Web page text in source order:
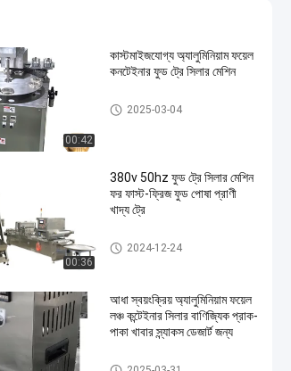
00:42
কাস্টমাইজযোগ্য অ্যালুমিনিয়াম ফয়েল
কনটেইনার ফুড ট্রে সিলার মেশিন
ফুড ট্রে সিলার মেশিন
2025-03-04
00:36
380v 50hz ফুড ট্রে সিলার মেশিন
ফর ফাস্ট-ফ্রিজ ফুড পোষা প্রাণী
খাদ্য ট্রে
ফুড ট্রে সিলার মেশিন
2024-12-24
আধা স্বয়ংক্রিয় অ্যালুমিনিয়াম ফয়েল
লঞ্চ কন্টেইনার সিলার বাণিজ্যিক প্রাক-
পাকা খাবার স্ন্যাকস ডেজার্ট জন্য
ফুড ট্রে সিলার মেশিন